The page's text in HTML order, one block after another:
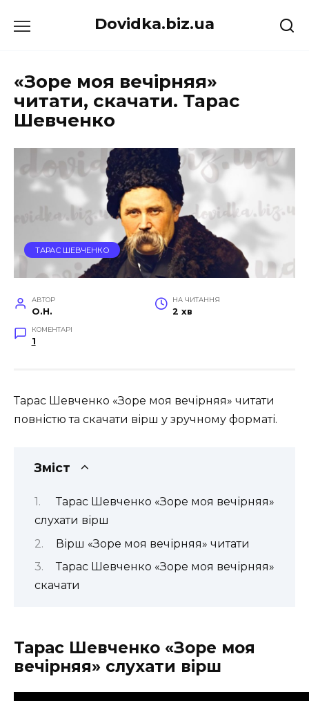
до
Dovidka.biz.ua
«Зоре моя вечірняя»
читати, скачати. Тарас
Шевченко
ТАРАС ШЕВЧЕНКО
АВТОР
O.H.
НА ЧИТАННЯ
2 хв
КОМЕНТАРІ
1
Тарас Шевченко «Зоре моя вечірняя» читати
повністю та скачати вірш у зручному форматі.
Зміст
Тарас Шевченко «Зоре моя вечірняя»
слухати вірш
Вірш «Зоре моя вечірняя» читати
Тарас Шевченко «Зоре моя вечірняя»
скачати
Тарас Шевченко «Зоре моя
вечірняя» слухати вірш